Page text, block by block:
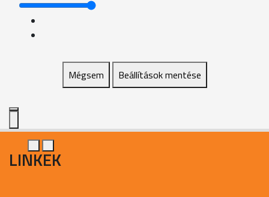
Mégsem Beállítások mentése
LINKEK